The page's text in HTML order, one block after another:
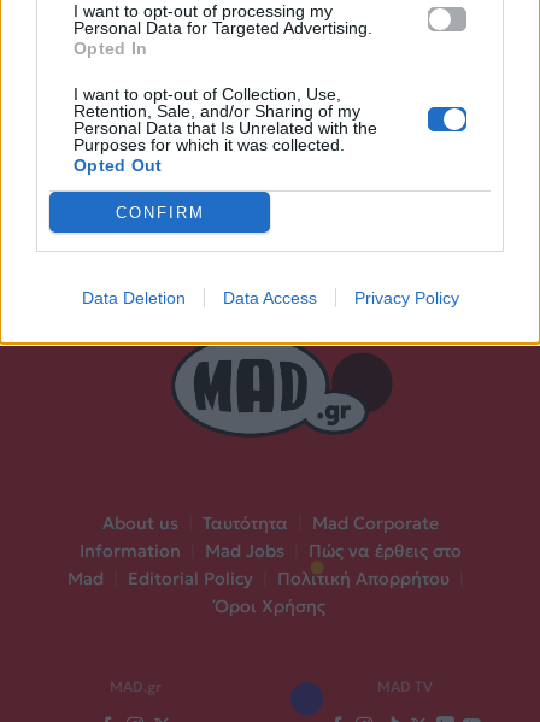
I want to opt-out of processing my
Personal Data for Targeted Advertising.
Opted In
I want to opt-out of Collection, Use,
Retention, Sale, and/or Sharing of my
Personal Data that Is Unrelated with the
Purposes for which it was collected.
Opted Out
CONFIRM
Data Deletion Data Access Privacy Policy
About us Ταυτότητα
Mad Corporate
Information
Mad Jobs
Πώς να έρθεις στο
Mad
Editorial Policy Πολιτική Απορρήτου
Όροι Χρήσης
MAD.gr MAD TV